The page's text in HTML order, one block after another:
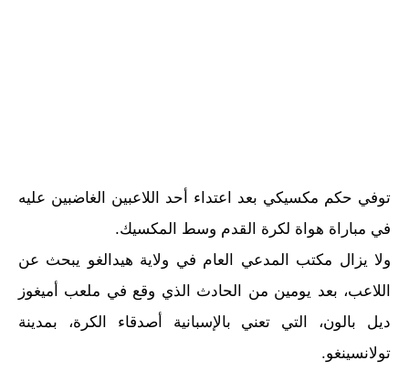
توفي حكم مكسيكي بعد اعتداء أحد اللاعبين الغاضبين عليه
في مباراة هواة لكرة القدم وسط المكسيك.
ولا يزال مكتب المدعي العام في ولاية هيدالغو يبحث عن
اللاعب، بعد يومين من الحادث الذي وقع في ملعب أميغوز
ديل بالون، التي تعني بالإسبانية أصدقاء الكرة، بمدينة
تولانسينغو.